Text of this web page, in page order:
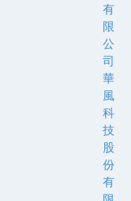
有
限
公
司
華
風
科
技
股
份
有